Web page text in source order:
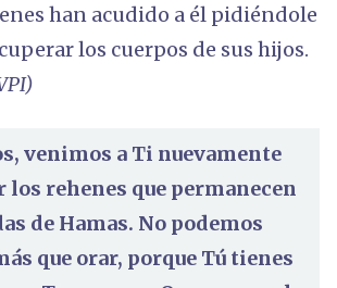
han acudido a él pidiéndole
los cuerpos de sus hijos.
venimos a Ti nuevamente
los rehenes que permanecen
de Hamas. No podemos
que orar, porque Tú tienes